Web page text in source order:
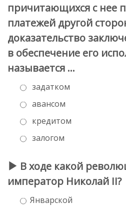
причитающихся с нее
платежей другой
доказательство
в обеспечение его
называется …
задатком
авансом
кредитом
залогом
В ходе какой
император Николай II?
Январской